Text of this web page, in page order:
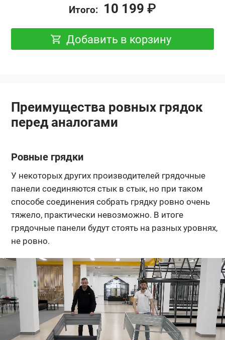
база 0.6x2 м, Оцинковка
«Ровные грядки», высота 17 см,
база 0.6x3 м, Оцинковка
1 шт.
Итого: 10 199 ₽
Добавить в корзину
Преимущества ровных грядок
перед аналогами
Ровные грядки
У некоторых других производителей грядочные
панели соединяются стык в стык, но при таком
способе соединения собрать грядку ровно очень
тяжело, практически невозможно. В итоге
грядочные панели будут стоять на разных уровнях,
не ровно.